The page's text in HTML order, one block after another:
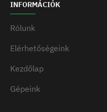
INFORMÁCIÓK
Rólunk
Elérhetőségeink
Kezdőlap
Gépeink